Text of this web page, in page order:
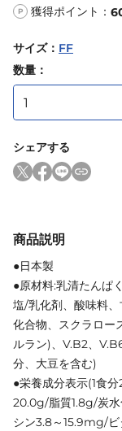
P 獲得ポイント：
サイズ： FF
数量：
シェアする
商品説明
●日本製
●原材料:乳清たんぱ
塩/乳化剤、酸味料
化合物、スクラロー
ルラン)、V.B2、
分、大豆を含む)
●栄養成分表示(1食
20.0g/脂質1.8g/炭
シン3.8～15.9mg/